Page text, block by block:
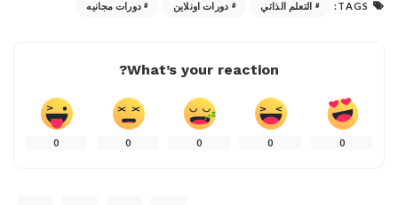
TAGS: التعلم الذاتي دورات اونلاين دورات مجانيه
What’s your reaction?
0
0
0
0
0